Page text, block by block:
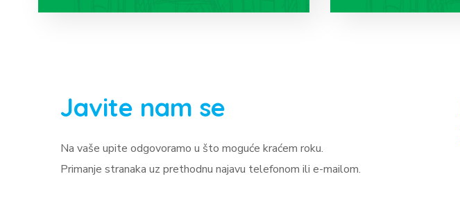
Javite nam se
Na vaše upite odgovoramo u što moguće kraćem roku.
Primanje stranaka uz prethodnu najavu telefonom ili e-mailom.